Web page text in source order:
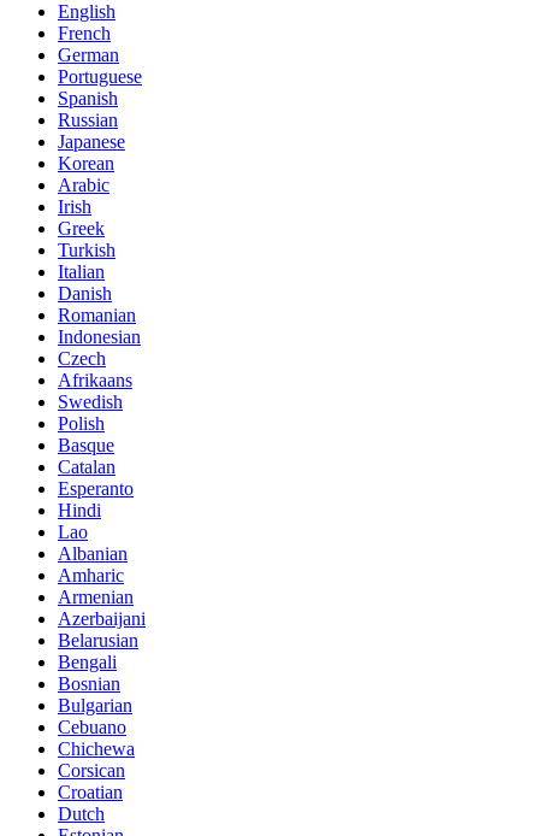
English
French
German
Portuguese
Spanish
Russian
Japanese
Korean
Arabic
Irish
Greek
Turkish
Italian
Danish
Romanian
Indonesian
Czech
Afrikaans
Swedish
Polish
Basque
Catalan
Esperanto
Hindi
Lao
Albanian
Amharic
Armenian
Azerbaijani
Belarusian
Bengali
Bosnian
Bulgarian
Cebuano
Chichewa
Corsican
Croatian
Dutch